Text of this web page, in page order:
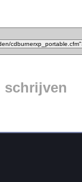
schrijven